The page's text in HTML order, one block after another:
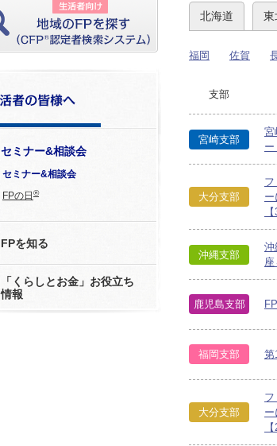
セミナー&相談会
セミナー&相談会
FPの日 ®
FPを知る
「くらしとお金」お役立ち
情報
北海道 東
福岡 佐賀
支部
宮崎支部
宮
大分支部
沖縄支部
沖
鹿児島支部
福岡支部 第
大分支部